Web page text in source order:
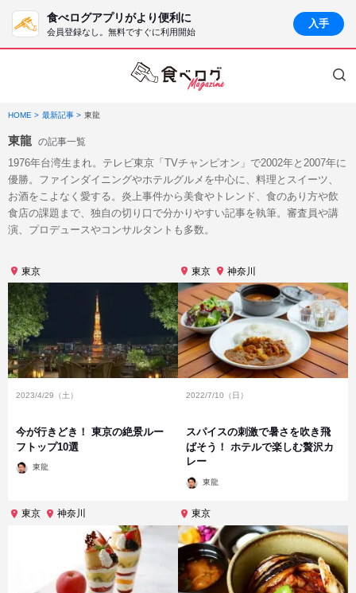
食べログアプリがより便利に
会員登録なし。無料ですぐに利用開始
入手
HOME 最新記事 東龍
東龍 の記事一覧
1976年台湾生まれ。テレビ東京「TVチャンピオン」で2002年と2007年に
優勝。ファインダイニングやホテルグルメを中心に、料理とスイーツ、
お酒をこよなく愛する。炎上事件から美食やトレンド、食のあり方や飲
食店の課題まで、独自の切り口で分かりやすい記事を執筆。審査員や講
演、プロデュースやコンサルタントも多数。
東京
2023/4/29（土）
今が行きどき！ 東京の絶景ルー
フトップ10選
投
稿
東龍
東京 神奈川
2022/7/10（日）
スパイスの刺激で暑さを吹き飛
ばそう！ ホテルで楽しむ贅沢カ
レー
投
稿
東龍
東京 神奈川 東京